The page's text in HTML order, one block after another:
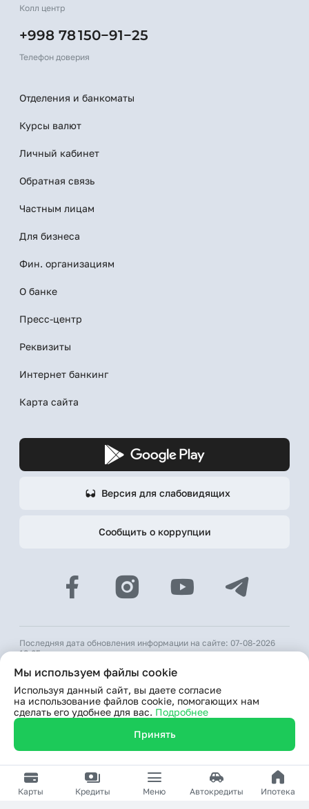
Карты Кредиты Меню Автокредиты Ипотека
Колл центр
+998 78 150−91−25
Телефон доверия
Отделения и банкоматы
Курсы валют
Личный кабинет
Обратная связь
Частным лицам
Для бизнеса
Фин. организациям
О банке
Пресс-центр
Реквизиты
Интернет банкинг
Карта сайта
Версия для слабовидящих
Сообщить о коррупции
Последняя дата обновления информации на сайте: 07-08-2026
18:05
© 2026 АКБ «Hamkorbank»
Лицензия № 64 ЦБ РУз от 31 августа 1991 г.
При использовании материалов сайта ссылка на веб-сайт
www.hamkorbank.uz обязательна
Продолжая пользование сайтом, я выражаю согласие
Мы используем файлы cookie
Используя данный сайт, вы даете согласие
на использование файлов cookie, помогающих нам
сделать его удобнее для вас. Подробнее
Принять